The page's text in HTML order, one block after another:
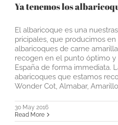
Ya tenemos los
El albaricoque es una
pricipales, que producimos
albaricoques de carne
recogen en el punto óptimo
España de forma immediata.
abaricoques que estamos
Wonder Cot, Almabar,
30 May 2016
Read More